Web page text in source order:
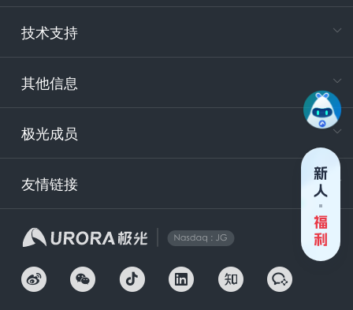
技术支持
其他信息
极光成员
友情链接
电
400-
技
安
企